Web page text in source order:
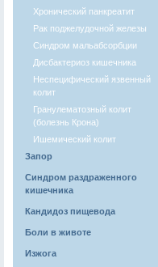
Хронический панкреатит
Рак поджелудочной железы
Синдром мальабсорбции
Дисбактериоз кишечника
Неспецифический язвенный
колит
Гранулематозный колит
(болезнь Крона)
Ишемический колит
Запор
Синдром раздраженного
кишечника
Кандидоз пищевода
Боли в животе
Изжога